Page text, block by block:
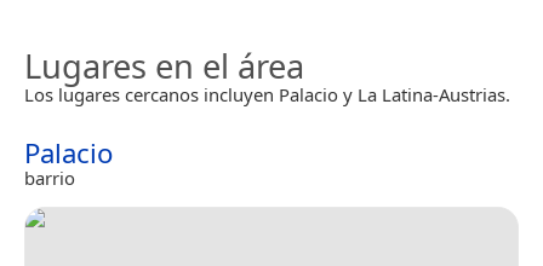
Lugares en el área
Los lugares cercanos incluyen Palacio y La Latina-Austrias.
Palacio
barrio